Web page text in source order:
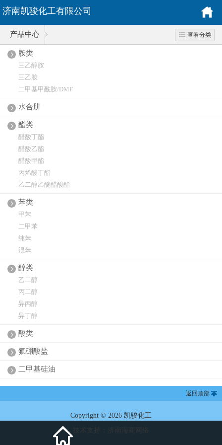
济南凯骏化工有限公司
产品中心 查看分类
胺类
三乙醇胺
三乙胺
二甲基甲酰胺/DMF
水合肼
酯类
醋酸丁酯
醋酸乙酯
醋酸甲酯
丙烯酸丁酯
乙二醇乙醚醋酸酯
苯类
甲苯
二甲苯
纯苯
混苯
醇类
乙二醇
丙二醇
异丙醇
异丁醇
酸类
氟硼酸盐
二甲基硅油
返回顶部
Copyright © 2026 凯骏化工
技术支持：
济南海商网络